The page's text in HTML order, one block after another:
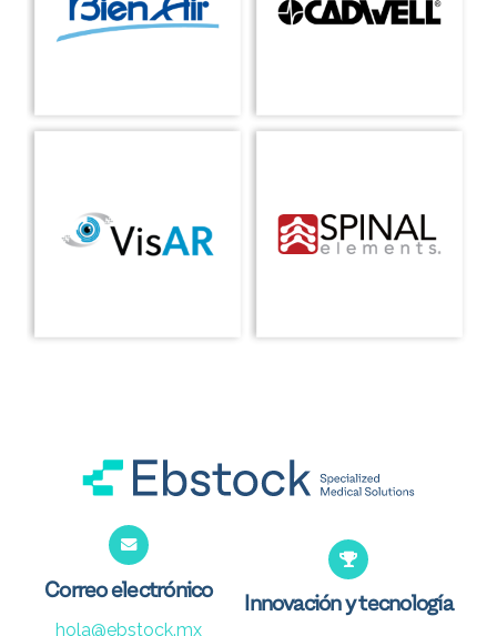
Correo electrónico
hola@ebstock.mx
Innovación y tecnología